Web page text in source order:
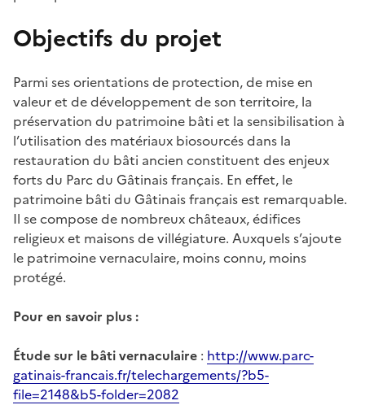
Objectifs du projet
Parmi ses orientations de protection, de mise en
valeur et de développement de son territoire, la
préservation du patrimoine bâti et la sensibilisation à
l’utilisation des matériaux biosourcés dans la
restauration du bâti ancien constituent des enjeux
forts du Parc du Gâtinais français. En effet, le
patrimoine bâti du Gâtinais français est remarquable.
Il se compose de nombreux châteaux, édifices
religieux et maisons de villégiature. Auxquels s’ajoute
le patrimoine vernaculaire, moins connu, moins
protégé.
Pour en savoir plus :
Étude sur le bâti vernaculaire : http://www.parc-
gatinais-francais.fr/telechargements/?b5-
file=2148&b5-folder=2082